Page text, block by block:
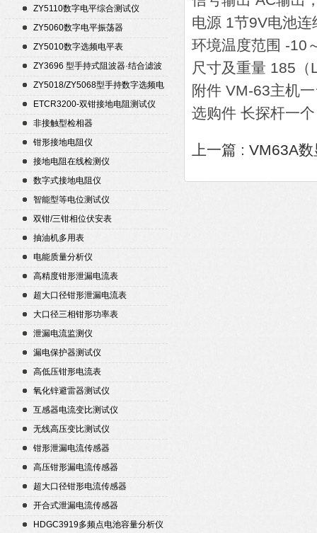
测试仪
ZY5110数字电平综合测试仪
ZY5060数字电平振荡器
ZY5010数字选频电平表
ZY3696 型手持式阻波器·结合滤波
器自动测试仪
ZY5018/ZY5068型手持数字选频电
平表/电平振荡器
ETCR3200-双钳接地电阻测试仪
非接触型检相器
钳形接地电阻仪
接地电阻在线检测仪
数字式接地电阻仪
智能型等电位测试仪
双钳/三钳相位伏安表
抽油机多用表
电能质量分析仪
高精度钳形泄漏电流表
超大口径钳形泄漏电流表
大口径三相钳形功率表
泄漏电流监测仪
漏电保护器测试仪
高低压钳形电流表
氧化锌避雷器测试仪
互感器电流变比测试仪
无线高压变比测试仪
钳形泄漏电流传感器
高压钳形漏电流传感器
超大口径钳形电流传感器
开合式泄漏电流传感器
HDGC3919多频点电池容量分析仪
电源 1节9V电池
环境温度范围 -
尺寸及重量 185
附件 VM-63主机
选购件 长探杆一
上一篇 : VM63A